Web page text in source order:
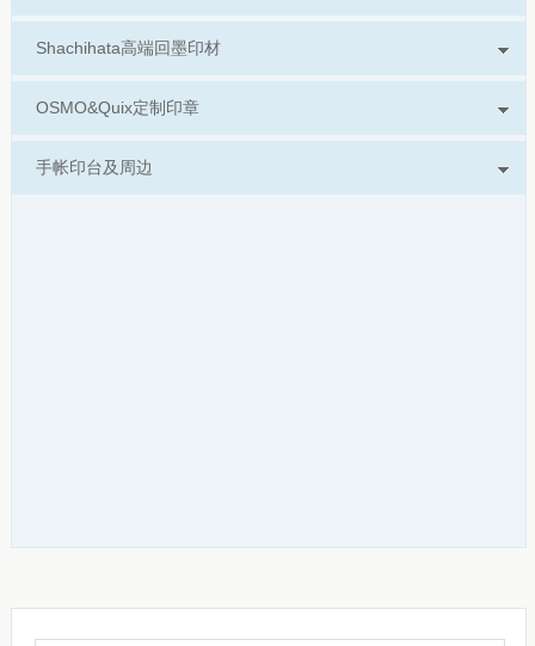
Shachihata高端回墨印材
OSMO&Quix定制印章
手帐印台及周边